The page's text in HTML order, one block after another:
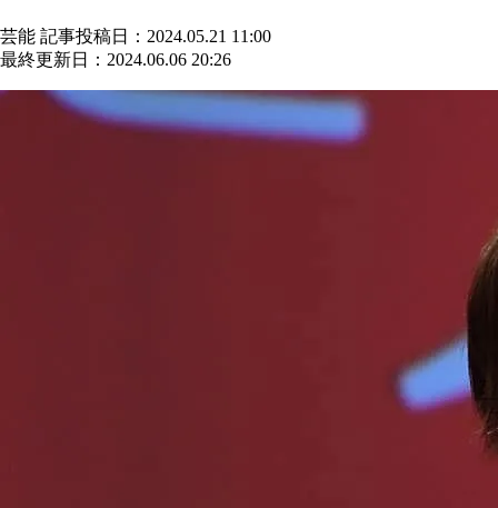
芸能 記事投稿日：2024.05.21 11:00
最終更新日：2024.06.06 20:26